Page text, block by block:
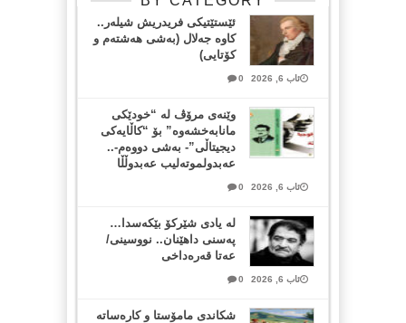
ئێستێتیکی فریدریش شیلەر..
کاوە جەلال (بەشی هەشتەم و
کۆتایی)
ئاب 6, 2026 0
وێنەی مرۆڤ لە “خودێکی
مانابەخشەوە” بۆ “کاڵایەکی
دیجیتاڵی”- بەشی دووەم-..
عەبدولموتەلیب عەبدوڵڵا
ئاب 6, 2026 0
لە یادی شێرکۆ بێکەسدا…
پەسنی داهێنان.. نووسینی/
عەتا قەرەداخی
ئاب 6, 2026 0
شکاندی مامۆستا و کارەساتە